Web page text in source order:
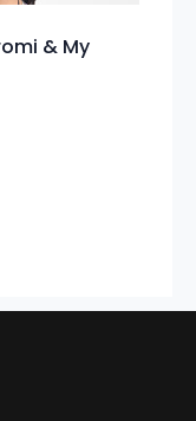
& My